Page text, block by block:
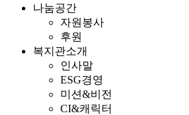
나눔공간
자원봉사
후원
복지관소개
인사말
ESG경영
미션&비전
CI&캐릭터